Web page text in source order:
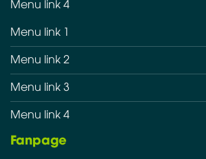
Menu link 4
Menu link 1
Menu link 2
Menu link 3
Menu link 4
Fanpage